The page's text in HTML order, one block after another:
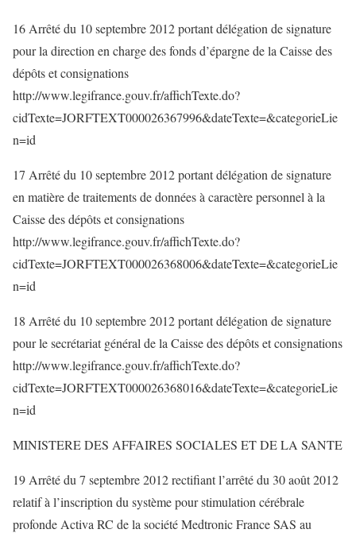
16 Arrêté du 10 septembre 2012 portant délégation de signature
pour la direction en charge des fonds d’épargne de la Caisse des
dépôts et consignations
http://www.legifrance.gouv.fr/affichTexte.do?
cidTexte=JORFTEXT000026367996&dateTexte=&categorieLie
n=id
17 Arrêté du 10 septembre 2012 portant délégation de signature
en matière de traitements de données à caractère personnel à la
Caisse des dépôts et consignations
http://www.legifrance.gouv.fr/affichTexte.do?
cidTexte=JORFTEXT000026368006&dateTexte=&categorieLie
n=id
18 Arrêté du 10 septembre 2012 portant délégation de signature
pour le secrétariat général de la Caisse des dépôts et consignations
http://www.legifrance.gouv.fr/affichTexte.do?
cidTexte=JORFTEXT000026368016&dateTexte=&categorieLie
n=id
MINISTERE DES AFFAIRES SOCIALES ET DE LA SANTE
19 Arrêté du 7 septembre 2012 rectifiant l’arrêté du 30 août 2012
relatif à l’inscription du système pour stimulation cérébrale
profonde Activa RC de la société Medtronic France SAS au